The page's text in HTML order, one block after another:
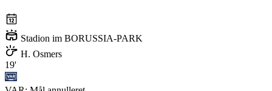
Stadion im BORUSSIA-PARK
H. Osmers
19'